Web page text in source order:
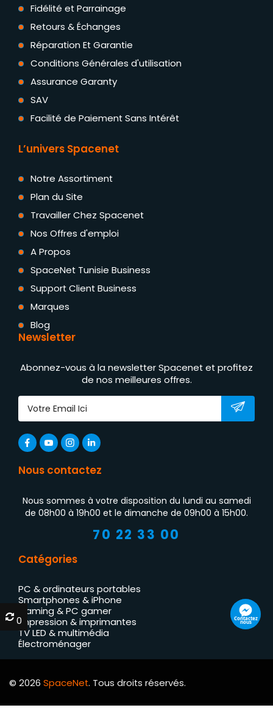
Fidélité et Parrainage
Retours & Échanges
Réparation Et Garantie
Conditions Générales d'utilisation
Assurance Garanty
SAV
Facilité de Paiement Sans Intérêt
L’univers Spacenet
Notre Assortiment
Plan du Site
Travailler Chez Spacenet
Nos Offres d'emploi
A Propos
SpaceNet Tunisie Business
Support Client Business
Marques
Blog
Newsletter
Abonnez-vous à la newsletter Spacenet et profitez
de nos meilleures offres.
Nous contactez
Nous sommes à votre disposition du lundi au samedi
de 08h00 à 19h00 et le dimanche de 09h00 à 15h00.
70 22 33 00
Catégories
PC & ordinateurs portables
Smartphones & iPhone
Gaming & PC gamer
Impression & imprimantes
TV LED & multimédia
Électroménager
© 2026 SpaceNet. Tous droits réservés.
Contactez
nous
0
0